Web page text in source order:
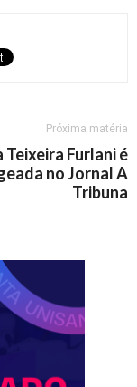
Próxima matéria
Teixeira Furlani é
no Jornal A
Tribuna